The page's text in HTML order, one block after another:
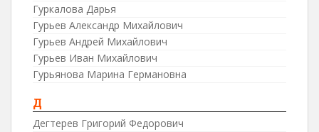
Гуркалова Дарья
Гурьев Александр Михайлович
Гурьев Андрей Михайлович
Гурьев Иван Михайлович
Гурьянова Марина Германовна
Д
Дегтерев Григорий Федорович